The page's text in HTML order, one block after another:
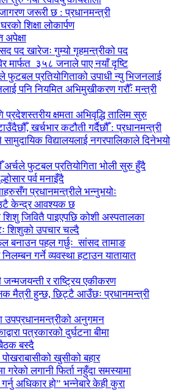
जरूरी छ : प्रधानमन्त्री
शिक्षा लोकार्पण
पद खारेजः गुम्यो गृहमन्त्रीको पद
मार्फत ३५८ जनाले पाए नयाँ दृष्टि
फुटबल प्रतियोगिताको उपाधी न्यु भिजनलाई
पनि नियमित अभिमुखीकरण गरौँः मन्त्री
क्षमता अभिवृद्धि तालिम सुरु
खर्चभार कटौती गर्दैछौँ : प्रधानमन्त्री
विद्यालयलाई नगरपालिकाले दिनेभयो
अर्चले फुटबल प्रतियोगिता भोली सुरु हुँदै
पर्व मनाइँदै
प्रधानमन्त्रीले भन्नुभयोः
केन्द्र आवश्यक छ
जिवितै पाइएपछि कोशी अस्पतालका
शिशुको उपचार चल्दै
बनाउन पहल गर्छुः सांसद तामाङ
गर्ने व्यवस्था हटाउन यातायात
र राष्ट्रिय एकीकरण
मैत्री हुन्छ, छिट्टै आउँछः प्रधानमन्त्री
उपप्रधानमन्त्रीको अनुगमन
पत्रकारको दुर्घटना बीमा
बस्दै
खुसीको बहार
गरेको लगानी फिर्ता नहुँदा समस्यामा
अधिकार हो” भन्नेबारे केही कुरा